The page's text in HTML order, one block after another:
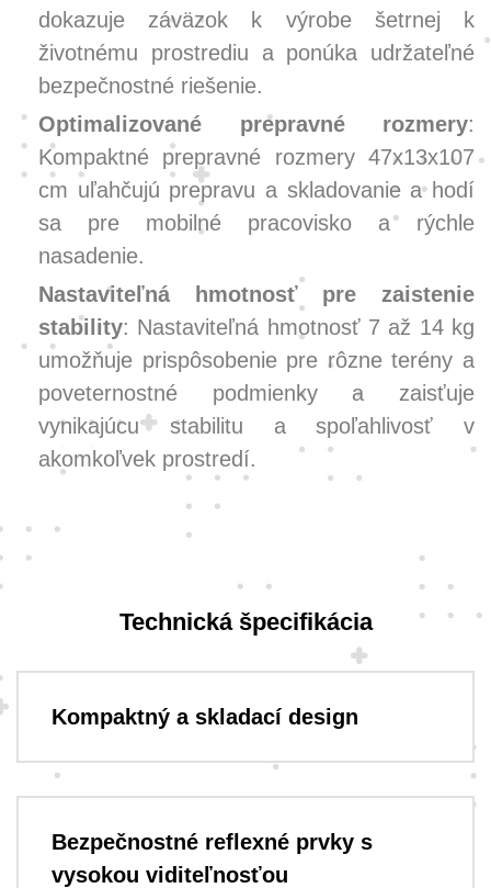
dokazuje záväzok k výrobe šetrnej k
životnému prostrediu a ponúka udržateľné
bezpečnostné riešenie.
Optimalizované prepravné rozmery:
Kompaktné prepravné rozmery 47x13x107
cm uľahčujú prepravu a skladovanie a hodí
sa pre mobilné pracovisko a rýchle
nasadenie.
Nastaviteľná hmotnosť pre zaistenie
stability: Nastaviteľná hmotnosť 7 až 14 kg
umožňuje prispôsobenie pre rôzne terény a
poveternostné podmienky a zaisťuje
vynikajúcu stabilitu a spoľahlivosť v
akomkoľvek prostredí.
Technická špecifikácia
Kompaktný a skladací design
Bezpečnostné reflexné prvky s
vysokou viditeľnosťou